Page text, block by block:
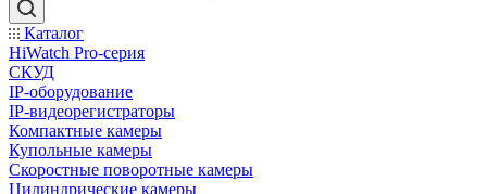
Каталог
HiWatch Pro-серия
CКУД
IP-оборудование
IP-видеорегистраторы
Компактные камеры
Купольные камеры
Скоростные поворотные камеры
Цилиндрические камеры